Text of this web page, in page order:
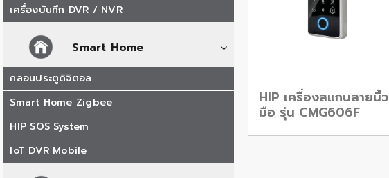
เครื่องบันทึก DVR / NVR
Smart Home
กลอนประตูดิจิตอล
Smart Home Zigbee
HIP SOS System
IoT DVR Mobile
HIP เครื่องสแกนลายนิ้ว
มือ รุ่น CMG606F